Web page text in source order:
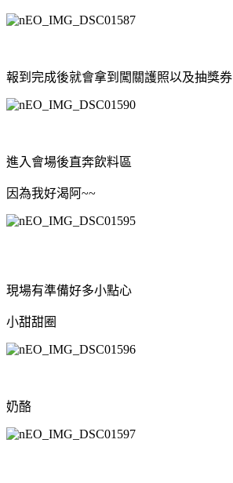
報到完成後就會拿到闖關護照以及抽獎券
進入會場後直奔飲料區
因為我好渴阿~~
現場有準備好多小點心
小甜甜圈
奶酪